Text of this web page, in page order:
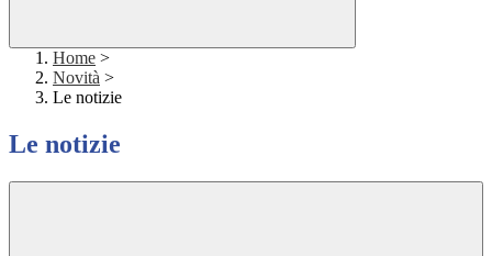
Home >
Novità >
Le notizie
Le notizie